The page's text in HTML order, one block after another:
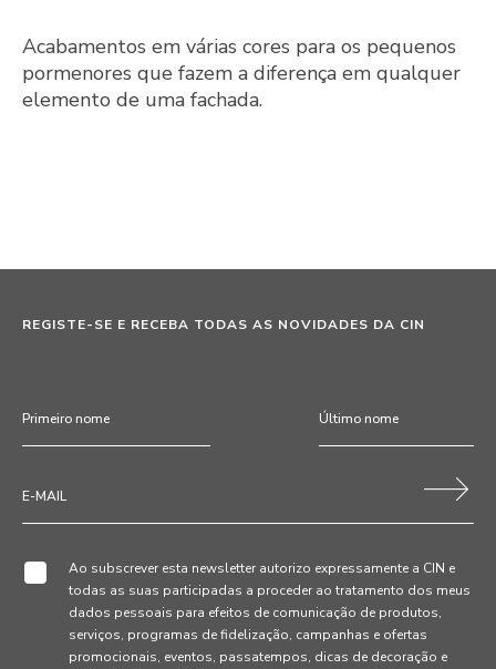
Acabamentos em várias cores para os pequenos
pormenores que fazem a diferença em qualquer
elemento de uma fachada.
REGISTE-SE E RECEBA TODAS AS NOVIDADES DA CIN
Ao subscrever esta newsletter autorizo expressamente a CIN e
todas as suas participadas a proceder ao tratamento dos meus
dados pessoais para efeitos de comunicação de produtos,
serviços, programas de fidelização, campanhas e ofertas
promocionais, eventos, passatempos, dicas de decoração e